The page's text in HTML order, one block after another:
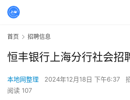
首页 招聘信息
恒丰银行上海分行社会招
本地网整理 2024年12月18日 下午6:37
阅读 107